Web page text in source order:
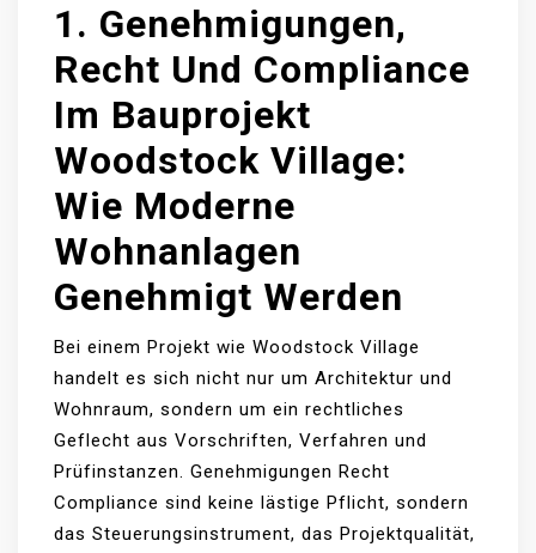
1. Genehmigungen,
Recht Und Compliance
Im Bauprojekt
Woodstock Village:
Wie Moderne
Wohnanlagen
Genehmigt Werden
Bei einem Projekt wie Woodstock Village
handelt es sich nicht nur um Architektur und
Wohnraum, sondern um ein rechtliches
Geflecht aus Vorschriften, Verfahren und
Prüfinstanzen. Genehmigungen Recht
Compliance sind keine lästige Pflicht, sondern
das Steuerungsinstrument, das Projektqualität,